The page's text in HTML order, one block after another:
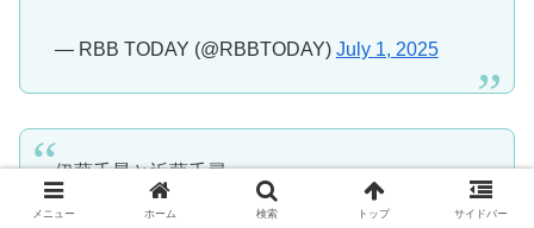
— RBB TODAY (@RBBTODAY) July 1, 2025
伊藤千晃と近藤千尋
メニュー ホーム 検索 トップ サイドバー